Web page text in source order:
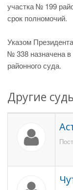
участка № 199
срок полномочий.
Указом
№ 338 назначена в
районного суда.
Другие